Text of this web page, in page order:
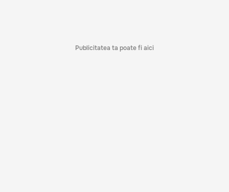
Publicitatea ta poate fi aici